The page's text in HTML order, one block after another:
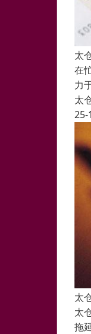
太
在
力
太
25-
太
太
拖